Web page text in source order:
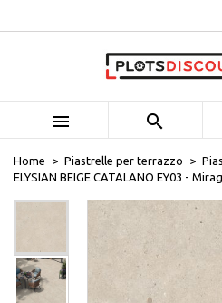
 
Home Piastrelle per terrazzo
ELYSIAN BEIGE CATALANO EY03 - Mirag